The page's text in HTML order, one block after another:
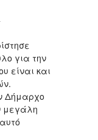
για την
είναι και
Δήμαρχο
μεγάλη